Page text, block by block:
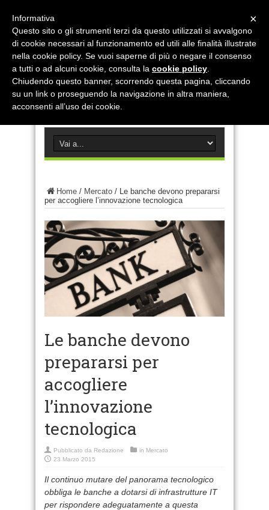
Home / Mercato / Le banche devono prepararsi
per accogliere l’innovazione tecnologica
Le banche devono
prepararsi per
accogliere
l’innovazione
tecnologica
Pubblicato da Redazione in Mercato
23 Marzo 2015
Il continuo mutare del panorama tecnologico
obbliga le banche a dotarsi di infrastrutture IT
per rispondere adeguatamente a questa
×
Informativa
Questo sito o gli strumenti terzi da questo utilizzati si avvalgono
di cookie necessari al funzionamento ed utili alle finalità illustrate
nella cookie policy. Se vuoi saperne di più o negare il consenso
a tutti o ad alcuni cookie, consulta la cookie policy
Chiudendo questo banner, scorrendo questa pagina, cliccando
su un link o proseguendo la navigazione in altra maniera,
acconsenti all’uso dei cookie.